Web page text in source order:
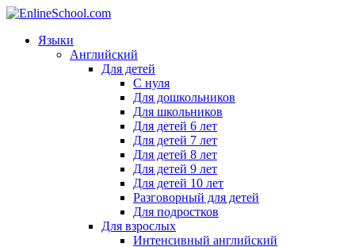
Языки
Английский
Для детей
С нуля
Для дошкольников
Для школьников
Для детей 6 лет
Для детей 7 лет
Для детей 8 лет
Для детей 9 лет
Для детей 10 лет
Разговорный для детей
Для подростков
Для взрослых
Интенсивный английский